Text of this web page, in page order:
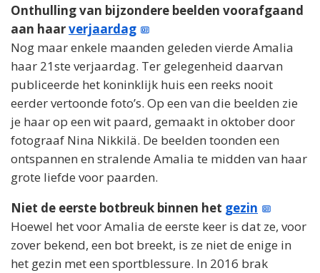
Onthulling van bijzondere beelden voorafgaand
aan haarverjaardag
Nog maar enkele maanden geleden vierde Amalia
haar 21ste verjaardag. Ter gelegenheid daarvan
publiceerde het koninklijk huis een reeks nooit
eerder vertoonde foto’s. Op een van die beelden zie
je haar op een wit paard, gemaakt in oktober door
fotograaf Nina Nikkilä. De beelden toonden een
ontspannen en stralende Amalia te midden van haar
grote liefde voor paarden.
Niet de eerste botbreuk binnen het gezin
Hoewel het voor Amalia de eerste keer is dat ze, voor
zover bekend, een bot breekt, is ze niet de enige in
het gezin met een sportblessure. In 2016 brak